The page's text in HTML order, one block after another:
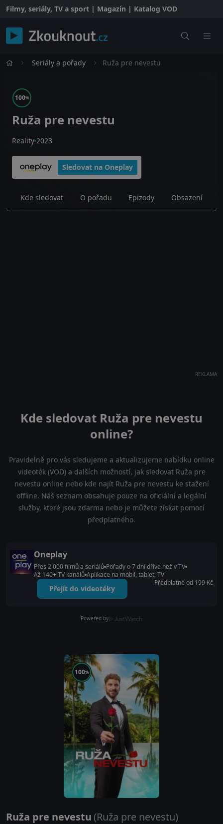
Filmy, seriály, TV a sport | Magazín | Katalog VOD
Seriály a pořady Ruža pre nevestu
100%
Ruža pre nevestu
Reality 2023
Sledovat na Oneplay
Kde sledovat O pořadu Epizody Obsazení
REKLAMA
Kde sledovat Ruža pre nevestu
online?
Pravidelně pro vás sledujeme a aktualizujeme nabídku online
videoték (VOD) a dalších možností, jak sledovat Ruža pre
nevestu online nebo kde najít Ruža pre nevestu ke stažení
offline. Náš seznam obsahuje pouze na oficiální a legální
služby, které jsou zdarma nebo je můžete získat pomocí
předplatného.
Oneplay
Přes 2 000 filmů a seriálů Pořady o 7 dní dříve než v TV
Až 140+ TV kanálů Aplikace na mobil, tablet, TV
Přejít do videotéky
Předplatné od 199 Kč
Powered by
100%
Ruža pre nevestu (Ruža pre nevestu)